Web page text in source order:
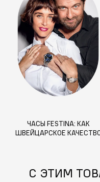
ЧАСЫ FESTINA: КАК
ШВЕЙЦАРСКОЕ
С ЭТИМ